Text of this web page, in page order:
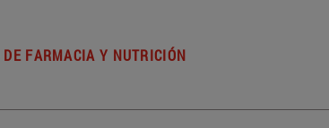
DE FARMACIA Y NUTRICIÓN